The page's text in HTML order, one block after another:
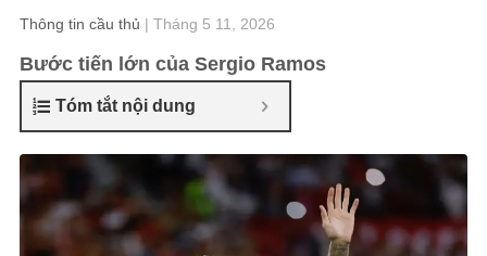
Thông tin cầu thủ | Tháng 5 11, 2026
Bước tiến lớn của Sergio Ramos
Tóm tắt nội dung